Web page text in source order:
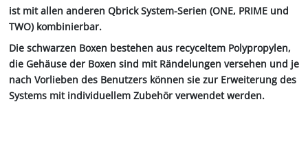
ist mit allen anderen Qbrick System-Serien (ONE, PRIME und
TWO) kombinierbar.
Die schwarzen Boxen bestehen aus recyceltem Polypropylen,
die Gehäuse der Boxen sind mit Rändelungen versehen und je
nach Vorlieben des Benutzers können sie zur Erweiterung des
Systems mit individuellem Zubehör verwendet werden.